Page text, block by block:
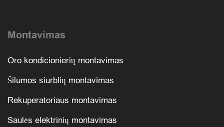
Montavimas
Oro kondicionierių montavimas
Šilumos siurblių montavimas
Rekuperatoriaus montavimas
Saulės elektrinių montavimas